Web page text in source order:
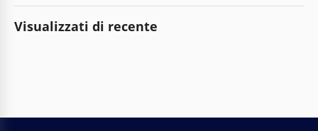
Visualizzati di recente